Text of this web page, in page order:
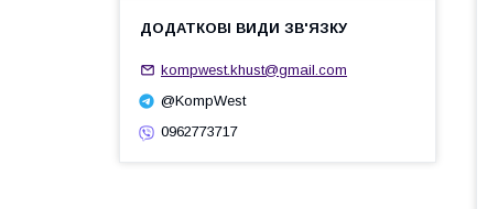
kompwest.khust@gmail.com
@KompWest
0962773717